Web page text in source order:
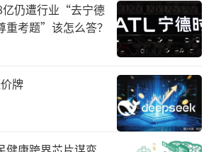
究者欧阳千里在表示，纯粮固
又被称为“小金标”，是中国
酒专业委员会颁发，“有些酒
企没有使用，因此，拥有小金
酒，但没有小金标的未必不是
亿仍遭行业“去宁德
考题”该怎么答？
牌